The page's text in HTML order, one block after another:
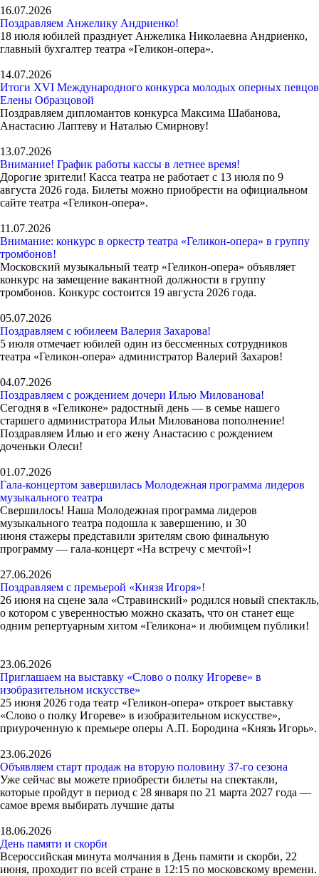
16.07.2026
Поздравляем Анжелику Андриенко!
18 июля юбилей празднует Анжелика Николаевна Андриенко,
главный бухгалтер театра «Геликон-опера».
14.07.2026
Итоги XVI Международного конкурса молодых оперных певцов
Елены Образцовой
Поздравляем дипломантов конкурса Максима Шабанова,
Анастасию Лаптеву и Наталью Смирнову!
13.07.2026
Внимание! График работы кассы в летнее время!
Дорогие зрители! Касса театра не работает с 13 июля по 9
августа 2026 года. Билеты можно приобрести на официальном
сайте театра «Геликон-опера».
11.07.2026
Внимание: конкурс в оркестр театра «Геликон-опера» в группу
тромбонов!
Московский музыкальный театр «Геликон-опера» объявляет
конкурс на замещение вакантной должности в группу
тромбонов. Конкурс состоится 19 августа 2026 года.
05.07.2026
Поздравляем с юбилеем Валерия Захарова!
5 июля отмечает юбилей один из бессменных сотрудников
театра «Геликон-опера» администратор Валерий Захаров!
04.07.2026
Поздравляем с рождением дочери Илью Милованова!
Сегодня в «Геликоне» радостный день — в семье нашего
старшего администратора Ильи Милованова пополнение!
Поздравляем Илью и его жену Анастасию с рождением
доченьки Олеси!
01.07.2026
Гала-концертом завершилась Молодежная программа лидеров
музыкального театра
Свершилось! Наша Молодежная программа лидеров
музыкального театра подошла к завершению, и 30
июня стажеры представили зрителям свою финальную
программу — гала-концерт «На встречу с мечтой»!
27.06.2026
Поздравляем с премьерой «Князя Игоря»!
26 июня на сцене зала «Стравинский» родился новый спектакль,
о котором с уверенностью можно сказать, что он станет еще
одним репертуарным хитом «Геликона» и любимцем публики!
23.06.2026
Приглашаем на выставку «Слово о полку Игореве» в
изобразительном искусстве»
25 июня 2026 года театр «Геликон-опера» откроет выставку
«Слово о полку Игореве» в изобразительном искусстве»,
приуроченную к премьере оперы А.П. Бородина «Князь Игорь».
23.06.2026
Объявляем старт продаж на вторую половину 37-го сезона
Уже сейчас вы можете приобрести билеты на спектакли,
которые пройдут в период с 28 января по 21 марта 2027 года —
самое время выбирать лучшие даты
18.06.2026
День памяти и скорби
Всероссийская минута молчания в День памяти и скорби, 22
июня, проходит по всей стране в 12:15 по московскому времени.